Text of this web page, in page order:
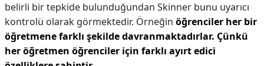
belirli bir tepkide bulunduğundan Skinner bunu uyarıcı
kontrolü olarak görmektedir. Örneğin öğrenciler her bir
öğretmene farklı şekilde davranmaktadırlar. Çünkü
her öğretmen öğrenciler için farklı ayırt edici